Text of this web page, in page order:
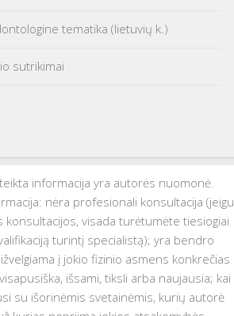
tematika (lietuvių k.)
sutrikimai
informacija yra autorės nuomonė.
nėra profesionali konsultacija (jeigu
konsultacijos, visada turėtumėte tiesiogiai
turintį specialistą); yra bendro
į jokio fizinio asmens konkrečias
išsami, tiksli arba naujausia; kai
su išorinėmis svetainėmis, kurių autorė